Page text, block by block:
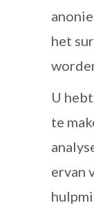
het
U
te
ervan